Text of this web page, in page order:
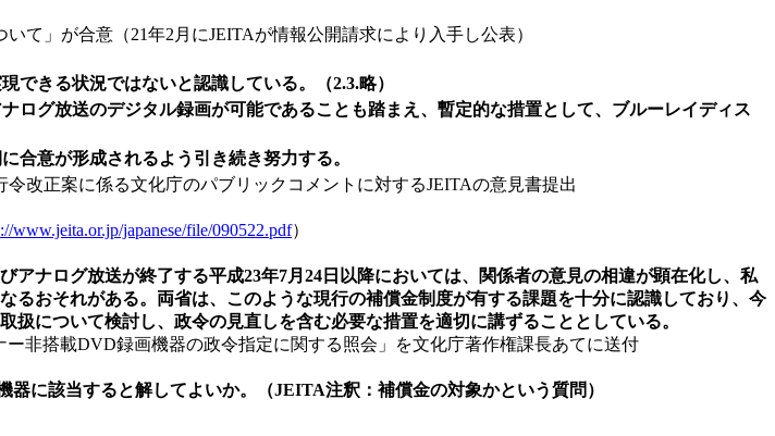
」が合意（21年2月にJEITAが情報公開請求により入手し公表）
きる状況ではないと認識している。（2.3.略）
ログ放送のデジタル録画が可能であることも踏まえ、暫定的な措置として、ブルーレイディス
合意が形成されるよう引き続き努力する。
改正案に係る文化庁のパブリックコメントに対するJEITAの意見書提出
www.jeita.or.jp/japanese/file/090522.pdf）
ナログ放送が終了する平成23年7月24日以降においては、関係者の意見の相違が顕在化し、私
おそれがある。両省は、このような現行の補償金制度が有する課題を十分に認識しており、今
について検討し、政令の見直しを含む必要な措置を適切に講ずることとしている。
非搭載DVD録画機器の政令指定に関する照会」を文化庁著作権課長あてに送付
に該当すると解してよいか。（JEITA注釈：補償金の対象かという質問）